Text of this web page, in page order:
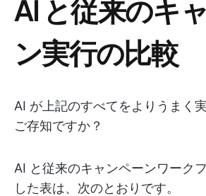
AI と従来のキ
ン実行の比較
AI が上記のすべてをよりうまく
ご存知ですか？
AI と従来のキャンペーンワーク
した表は、次のとおりです。